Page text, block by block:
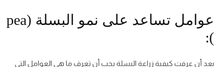
عوامل تساعد على نمو البسلة (pea
):
بعد أن عرفت كيفية زراعة البسلة يجب أن تعرف ما هي العوامل التي